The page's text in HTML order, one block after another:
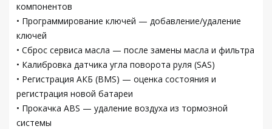
компонентов
• Программирование ключей — добавление/удаление
ключей
• Сброс сервиса масла — после замены масла и фильтра
• Калибровка датчика угла поворота руля (SAS)
• Регистрация АКБ (BMS) — оценка состояния и
регистрация новой батареи
• Прокачка ABS — удаление воздуха из тормозной
системы